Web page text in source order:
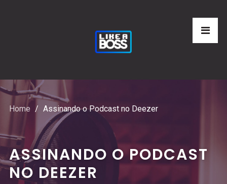
Home Assinando o Podcast no Deezer
ASSINANDO O PODCAST
NO DEEZER